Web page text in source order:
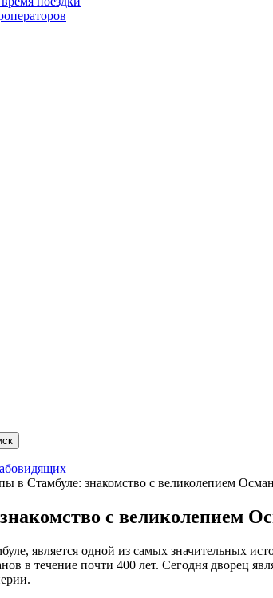
в Стамбуле: знакомство с великолепием
с великолепием
является одной из самых значительных
в течение почти 400 лет. Сегодня дворец